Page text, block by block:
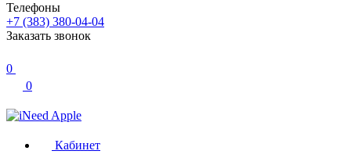
Телефоны
+7 (383) 380-04-04
Заказать звонок
0
0
Кабинет